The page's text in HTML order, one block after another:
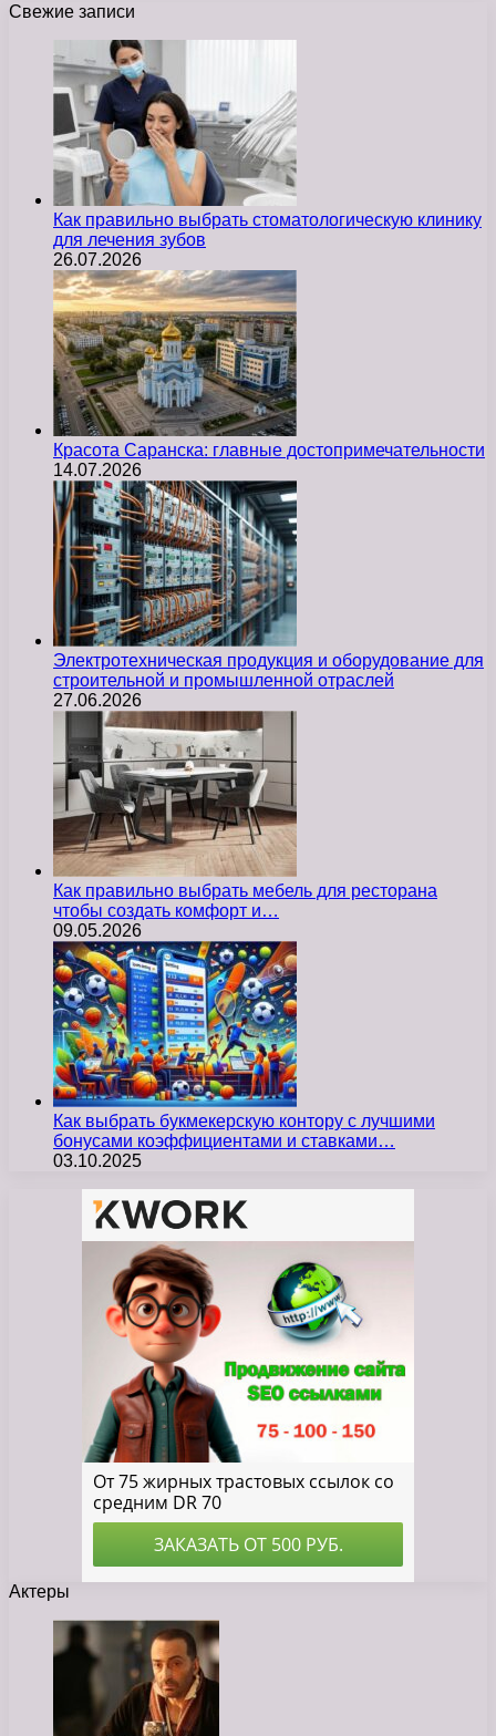
Свежие записи
Как правильно выбрать стоматологическую клинику
для лечения зубов
26.07.2026
Красота Саранска: главные достопримечательности
14.07.2026
Электротехническая продукция и оборудование для
строительной и промышленной отраслей
27.06.2026
Как правильно выбрать мебель для ресторана
чтобы создать комфорт и…
09.05.2026
Как выбрать букмекерскую контору с лучшими
бонусами коэффициентами и ставками…
03.10.2025
Актеры